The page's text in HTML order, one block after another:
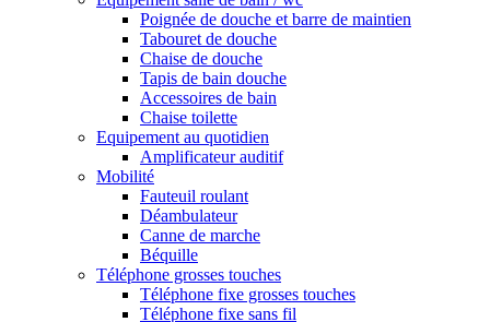
Poignée de douche et barre de maintien
Tabouret de douche
Chaise de douche
Tapis de bain douche
Accessoires de bain
Chaise toilette
Equipement au quotidien
Amplificateur auditif
Mobilité
Fauteuil roulant
Déambulateur
Canne de marche
Béquille
Téléphone grosses touches
Téléphone fixe grosses touches
Téléphone fixe sans fil